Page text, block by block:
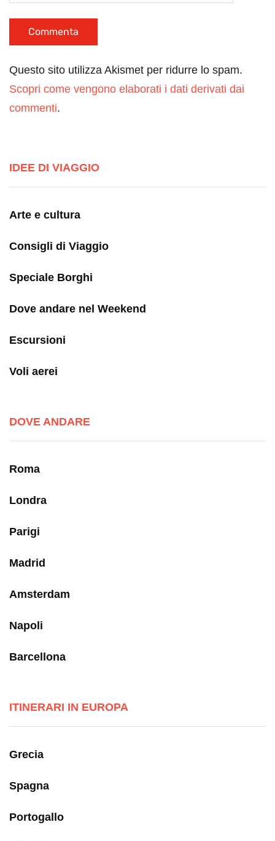
Questo sito utilizza Akismet per ridurre lo spam.
Scopri come vengono elaborati i dati derivati dai
commenti.
IDEE DI VIAGGIO
Arte e cultura
Consigli di Viaggio
Speciale Borghi
Dove andare nel Weekend
Escursioni
Voli aerei
DOVE ANDARE
Roma
Londra
Parigi
Madrid
Amsterdam
Napoli
Barcellona
ITINERARI IN EUROPA
Grecia
Spagna
Portogallo